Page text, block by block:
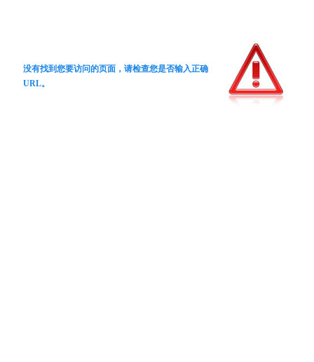
没有找到您要访问的页面，请检查您是否输入正确
URL。